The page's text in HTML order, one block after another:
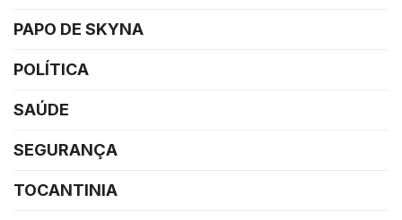
PAPO DE SKYNA
POLÍTICA
SAÚDE
SEGURANÇA
TOCANTINIA